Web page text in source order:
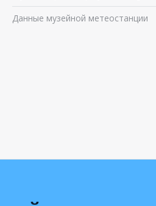
Данные музейной метеостанции